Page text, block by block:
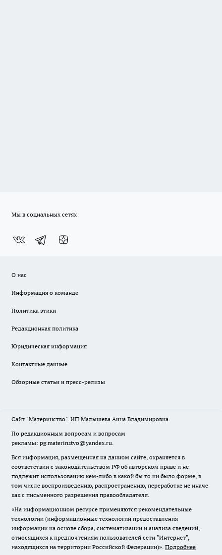
Мы в социальных сетях
О нас
Информация о команде
Политика этики
Редакционная политика
Юридическая информация
Контактные данные
Обзорные статьи и пресс-релизы
Сайт "Материнство". ИП Малышева Анна Владимировна.
По редакционным вопросам и вопросам
рекламы: pg.materinstvo@yandex.ru.
Вся информация, размещенная на данном сайте, охраняется в
соответствии с законодательством РФ об авторском праве и не
подлежит использованию кем-либо в какой бы то ни было форме, в
том числе воспроизведению, распространению, переработке не иначе
как с письменного разрешения правообладателя.
«На информационном ресурсе применяются рекомендательные
технологии (информационные технологии предоставления
информации на основе сбора, систематизации и анализа сведений,
относящихся к предпочтениям пользователей сети "Интернет",
находящихся на территории Российской Федерации)». Подробнее